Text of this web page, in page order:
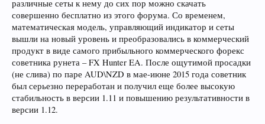
различные сеты к нему до сих пор можно скачать
совершенно бесплатно из этого форума. Со временем,
математическая модель, управляющий индикатор и сеты
вышли на новый уровень и преобразовались в коммерческий
продукт в виде самого прибыльного коммерческого форекс
советника рунета – FX Hunter EA. После ощутимой просадки
(не слива) по паре AUD\NZD в мае-июне 2015 года советник
был серьезно переработан и получил еще более высокую
стабильность в версии 1.11 и повышению результативности в
версии 1.12.